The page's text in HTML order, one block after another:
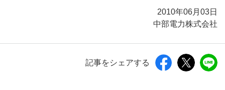
2010年06月03日
中部電力株式会社
記事をシェアする